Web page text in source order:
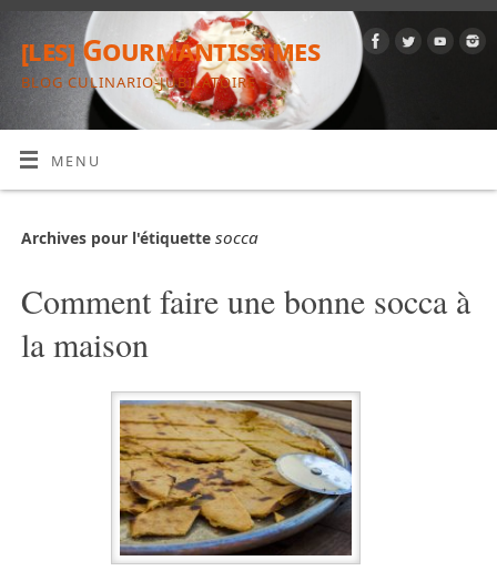
[les] Gourmantissimes
BLOG CULINARIO-JUBILATOIRE
MENU
Archives pour l'étiquette socca
Comment faire une bonne socca à
la maison